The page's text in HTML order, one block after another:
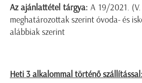
Az ajánlattétel tárgya:A 19/2021.
meghatározottak szerint óvoda- és
alábbiak szerint
Heti 3 alkalommal történő szállítással: